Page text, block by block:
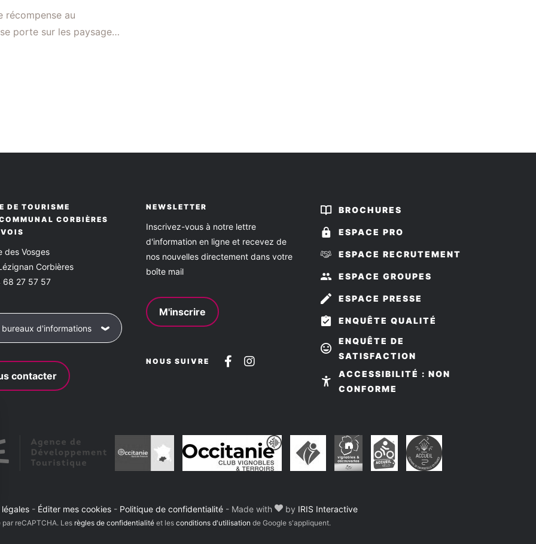
vos Options
paramètres de confidentialité, en garantissant la conformité avec les réglementations. Personnalisez vos
récompense au
porte sur les paysages
en Corbières
DE TOURISME
CORBIÈRES
des Vosges
Corbières
68 27 57 57
bureaux d'informations
contacter
NEWSLETTER
Inscrivez-vous à notre lettre
d'information en ligne et recevez de
nos nouvelles directement dans votre
boîte mail
M'inscrire
NOUS SUIVRE
Suivez-Suivez-
BROCHURES
ESPACE PRO
ESPACE RECRUTEMENT
ESPACE GROUPES
ESPACE PRESSE
ENQUÊTE QUALITÉ
ENQUÊTE DE
SATISFACTION
ACCESSIBILITÉ : NON
CONFORME
- Éditer mes cookies - Politique de confidentialité - Made with by IRIS Interactive
reCAPTCHA. Les règles de confidentialitéet les conditions d'utilisation de Google s'appliquent.